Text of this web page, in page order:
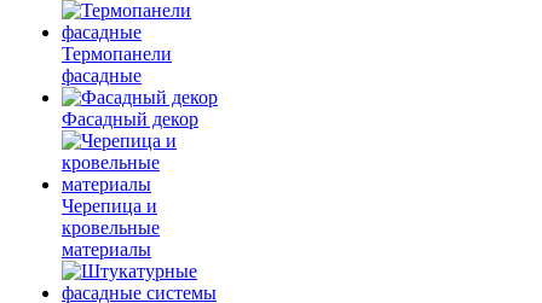
Термопанели
фасадные
Фасадный декор
Черепица и
кровельные
материалы